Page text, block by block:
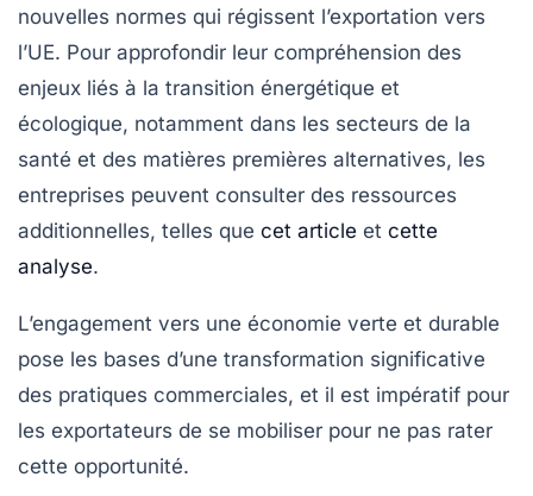
nouvelles normes qui régissent l’exportation vers
l’UE. Pour approfondir leur compréhension des
enjeux liés à la transition énergétique et
écologique, notamment dans les secteurs de la
santé et des matières premières alternatives, les
entreprises peuvent consulter des ressources
additionnelles, telles que cet article et cette
analyse.
L’engagement vers une économie verte et durable
pose les bases d’une transformation significative
des pratiques commerciales, et il est impératif pour
les exportateurs de se mobiliser pour ne pas rater
cette opportunité.